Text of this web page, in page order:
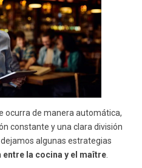
ocurra de manera automática,
constante y una clara división
algunas estrategias
la cocina y el maître.